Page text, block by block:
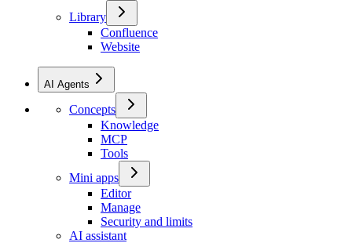
Library
Confluence
Website
AI Agents
Concepts
Knowledge
MCP
Tools
Mini apps
Editor
Manage
Security and limits
AI assistant